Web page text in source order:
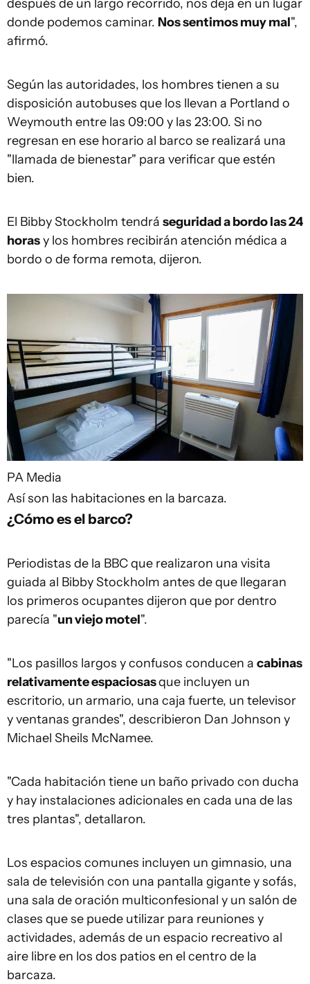
después de un largo recorrido, nos deja en un lugar
donde podemos caminar. Nos sentimos muy mal",
afirmó.
Según las autoridades, los hombres tienen a su
disposición autobuses que los llevan a Portland o
Weymouth entre las 09:00 y las 23:00. Si no
regresan en ese horario al barco se realizará una
"llamada de bienestar" para verificar que estén
bien.
El Bibby Stockholm tendrá seguridad a bordo las 24
horasy los hombres recibirán atención médica a
bordo o de forma remota, dijeron.
PA Media
Así son las habitaciones en la barcaza.
¿Cómo es el barco?
Periodistas de la BBC que realizaron una visita
guiada al Bibby Stockholm antes de que llegaran
los primeros ocupantes dijeron que por dentro
parecía "un viejo motel".
"Los pasillos largos y confusos conducen a cabinas
relativamente espaciosasque incluyen un
escritorio, un armario, una caja fuerte, un televisor
y ventanas grandes", describieron Dan Johnson y
Michael Sheils McNamee.
"Cada habitación tiene un baño privado con ducha
y hay instalaciones adicionales en cada una de las
tres plantas", detallaron.
Los espacios comunes incluyen un gimnasio, una
sala de televisión con una pantalla gigante y sofás,
una sala de oración multiconfesional y un salón de
clases que se puede utilizar para reuniones y
actividades, además de un espacio recreativo al
aire libre en los dos patios en el centro de la
barcaza.